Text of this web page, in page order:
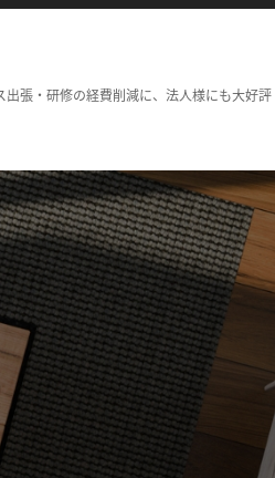
張・研修の経費削減に、法人様にも大好評